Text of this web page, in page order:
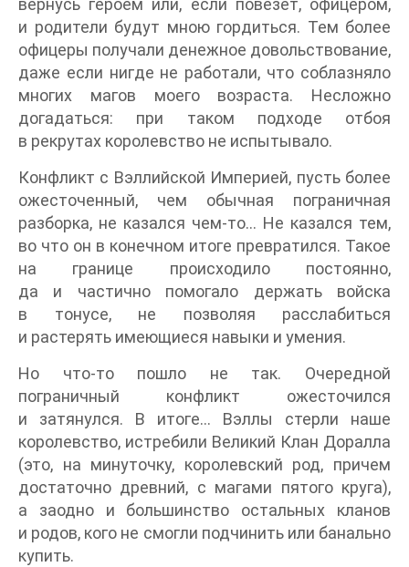
вернусь героем или, если повезет, офицером,
и родители будут мною гордиться. Тем более
офицеры получали денежное довольствование,
даже если нигде не работали, что соблазняло
многих магов моего возраста. Несложно
догадаться: при таком подходе отбоя
в рекрутах королевство не испытывало.
Конфликт с Вэллийской Империей, пусть более
ожесточенный, чем обычная пограничная
разборка, не казался чем-то… Не казался тем,
во что он в конечном итоге превратился. Такое
на границе происходило постоянно,
да и частично помогало держать войска
в тонусе, не позволяя расслабиться
и растерять имеющиеся навыки и умения.
Но что-то пошло не так. Очередной
пограничный конфликт ожесточился
и затянулся. В итоге… Вэллы стерли наше
королевство, истребили Великий Клан Доралла
(это, на минуточку, королевский род, причем
достаточно древний, с магами пятого круга),
а заодно и большинство остальных кланов
и родов, кого не смогли подчинить или банально
купить.